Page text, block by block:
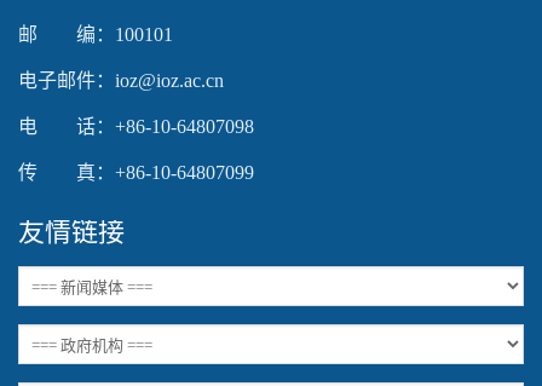
邮 编：100101
电子邮件：ioz@ioz.ac.cn
电 话：+86-10-64807098
传 真：+86-10-64807099
友情链接